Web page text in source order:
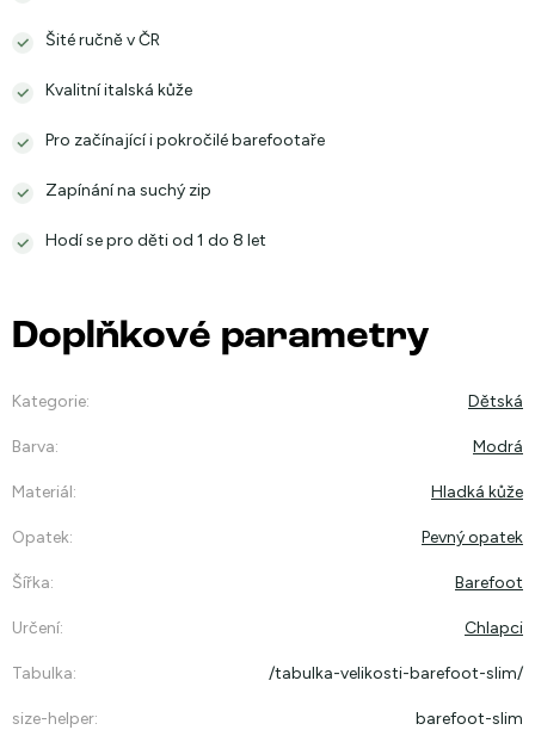
Šité ručně v ČR
Kvalitní italská kůže
Pro začínající i pokročilé barefootaře
Zapínání na suchý zip
Hodí se pro děti od 1 do 8 let
Doplňkové parametry
Kategorie: Dětská
Barva: Modrá
Materiál: Hladká kůže
Opatek: Pevný opatek
Šířka: Barefoot
Určení: Chlapci
Tabulka: /tabulka-velikosti-barefoot-slim/
size-helper: barefoot-slim